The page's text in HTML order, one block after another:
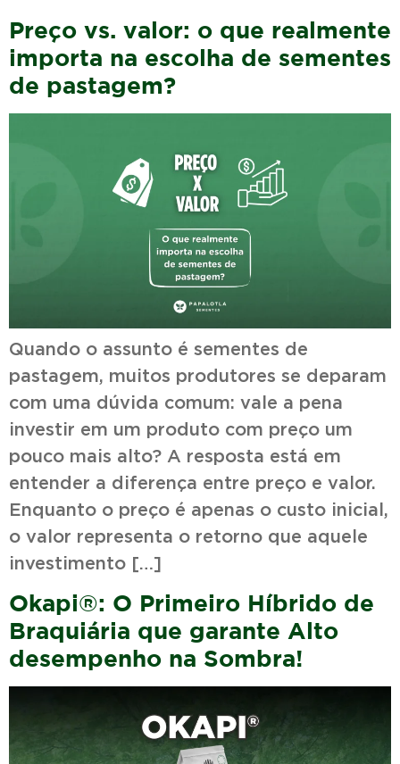
Preço vs. valor: o que realmente
importa na escolha de sementes
de pastagem?
Quando o assunto é sementes de
pastagem, muitos produtores se deparam
com uma dúvida comum: vale a pena
investir em um produto com preço um
pouco mais alto? A resposta está em
entender a diferença entre preço e valor.
Enquanto o preço é apenas o custo inicial,
o valor representa o retorno que aquele
investimento […]
Okapi®: O Primeiro Híbrido de
Braquiária que garante Alto
desempenho na Sombra!